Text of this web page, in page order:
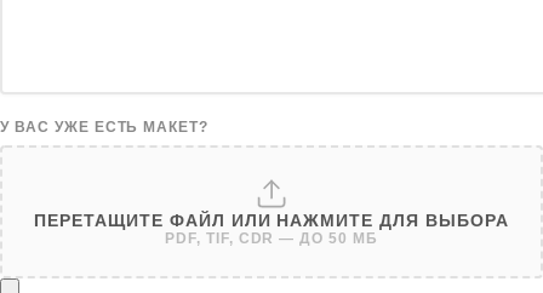
У ВАС УЖЕ ЕСТЬ МАКЕТ?
ПЕРЕТАЩИТЕ ФАЙЛ ИЛИ НАЖМИТЕ ДЛЯ ВЫБОРА
PDF, TIF, CDR — ДО 50 МБ